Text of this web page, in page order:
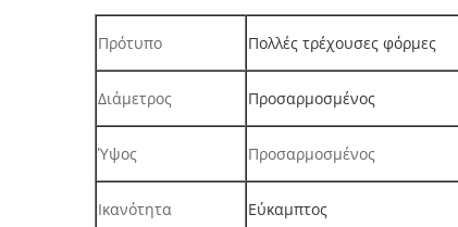
Πρότυπο Πολλές τρέχουσες φόρμες
Διάμετρος Προσαρμοσμένος
Ύψος Προσαρμοσμένος
Ικανότητα Εύκαμπτος